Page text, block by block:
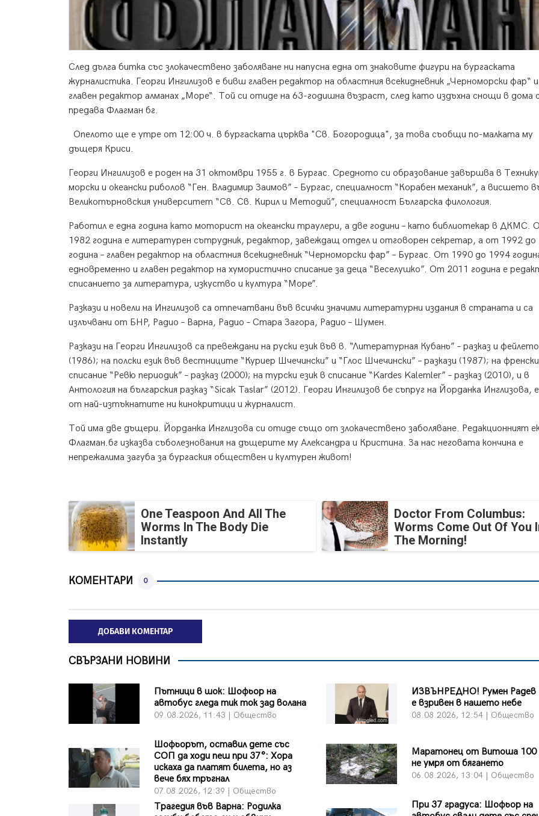
След дълга битка със злокачествено заболяване ни напусна една от знаковите фигури на бургаската
журналистика. Георги Ингилизов е бивш главен редактор на областния всекидневник „Черноморски фар“ и
главен редактор алманах „Море“. Той си отиде на 63-годишна възраст, след като издъхна снощи в дома
предава Флагман бг.
Опелото ще е утре от 12:00 ч. в бургаската църква "Св. Богородица", за това съобщи по-малката му
дъщеря Криси.
Георги Ингилизов е роден на 31 октомври 1955 г. в Бургас. Средното си образование завършва в
морски и океански риболов “Ген. Владимир Заимов” – Бургас, специалност “Корабен механик”, а висшето
Великотърновския университет “Св. Св. Кирил и Методий”, специалност Българска филология.
Работил е една година като моторист на океански траулери, а две години – като библиотекар в ДКМС.
1982 година е литературен сътрудник, редактор, завеждащ отдел и отговорен секретар, а от 1992 до
година – главен редактор на областния всекидневник “Черноморски фар” – Бургас. От 1990 до 1994
едновременно и главен редактор на хумористично списание за деца “Веселушко”. От 2011 година е
списанието за литература, изкуство и култура “Море”.
Разкази и новели на Ингилизов са отпечатвани във всички значими литературни издания в страната и са
излъчвани от БНР, Радио – Варна, Радио – Стара Загора, Радио – Шумен.
Разкази на Георги Ингилизов са превеждани на руски език във в. “Литературная Кубань” – разказ и
(1986); на полски език във вестниците “Куриер Шчечински” и “Глос Шчечински” – разкази (1987); на
списание “Ревю периодик” – разказ (2000); на турски език в списание “Kardes Kalemler” – разказ (2010), и в
Антология на българския разказ “Sicak Taslar” (2012). Георги Ингилизов бе съпруг на Йорданка Инглизова,
от най-изтъкнатите ни кинокритици и журналист.
Той има две дъщери. Йорданка Инглизова си отиде също от злокачествено заболяване. Редакционният
Флагман.бг изказва съболезнования на дъщерите му Александра и Кристина. За нас неговата кончина е
непрежалима загуба за бургаския обществен и културен живот!
One Teaspoon And All The
Worms In The Body Die
Instantly
Doctor From Columbus:
Worms Come Out Of You
The Morning!
КОМЕНТАРИ 0
ДОБАВИ КОМЕНТАР
СВЪРЗАНИ НОВИНИ
Пътници в шок: Шофьор на
автобус гледа тик ток зад волана
09.08.2026, 11:43 | Общество
ИЗВЪНРЕДНО! Румен Радев
е взривен в нашето небе
08.08.2026, 12:54 | Общество
Шофьорът, оставил дете със
СОП да ходи пеш при 37°: Хора
искаха да платят билета, но аз
вече бях тръгнал
07.08.2026, 12:39 | Общество
Маратонец от Витоша 100
не умря от бягането
06.08.2026, 13:04 | Общество
Трагедия във Варна: Родилка
При 37 градуса: Шофьор на